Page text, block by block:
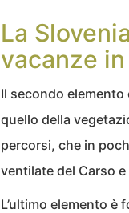
La
vacanze
Il secondo elemento
quello della
percorsi, che in
ventilate del Carso
L’ultimo elemento è